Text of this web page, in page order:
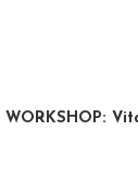
WORKSHOP: